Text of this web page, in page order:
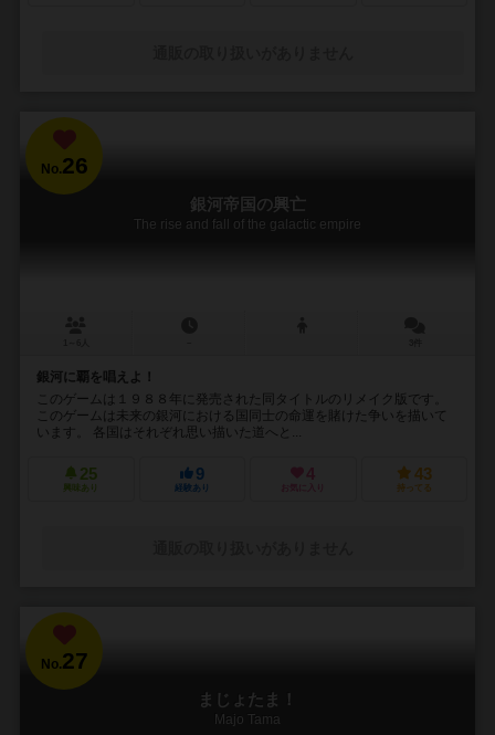
No.26
銀河帝国の興亡
The rise and fall of the galactic empire
銀河に覇を唱えよ！
このゲームは１９８８年に発売された同タイトルのリメイク版です。
このゲームは未来の銀河における国同士の命運を賭けた争いを描いて
います。 各国はそれぞれ思い描いた道へと...
25
興味あり
9
経験あり
4
お気に入り
43
持ってる
No.27
まじょたま！
Majo Tama